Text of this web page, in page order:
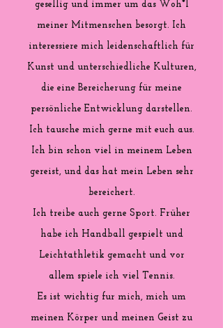
gesellig und immer um das Woh*l
meiner Mitmenschen besorgt. Ich
interessiere mich leidenschaftlich für
Kunst und unterschiedliche Kulturen,
die eine Bereicherung für meine
persönliche Entwicklung darstellen.
Ich tausche mich gerne mit euch aus.
Ich bin schon viel in meinem Leben
gereist, und das hat mein Leben sehr
bereichert.
Ich treibe auch gerne Sport. Früher
habe ich Handball gespielt und
Leichtathletik gemacht und vor
allem spiele ich viel Tennis.
Es ist wichtig fur mich, mich um
meinen Körper und meinen Geist zu